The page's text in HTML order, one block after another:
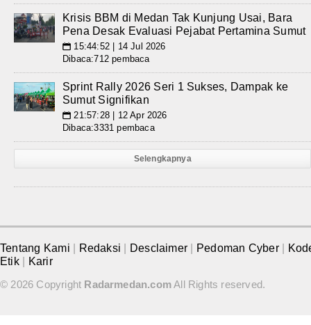
Krisis BBM di Medan Tak Kunjung Usai, Bara
Pena Desak Evaluasi Pejabat Pertamina Sumut
📅 15:44:52 | 14 Jul 2026
Dibaca:712 pembaca
Sprint Rally 2026 Seri 1 Sukses, Dampak ke
Sumut Signifikan
📅 21:57:28 | 12 Apr 2026
Dibaca:3331 pembaca
Selengkapnya
Tentang Kami Redaksi Desclaimer Pedoman Cyber
Etik
Karir
© 2026 Copyright Radarmedan.comAll Rights reserved.